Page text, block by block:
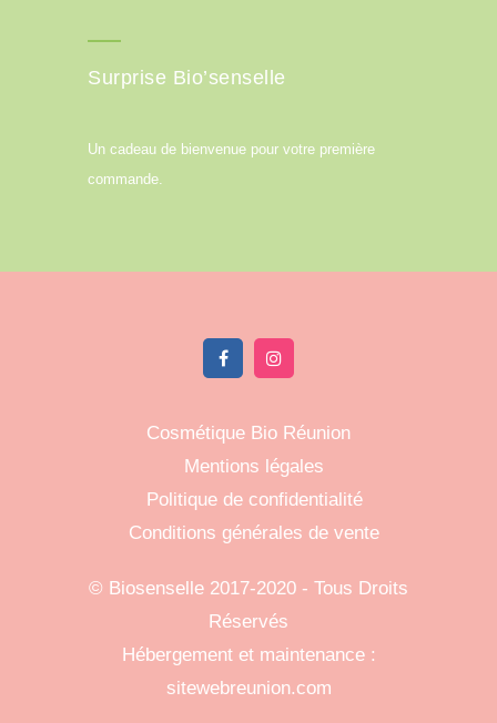
Surprise Bio’senselle
Un cadeau de bienvenue pour votre première
commande.
Cosmétique Bio Réunion
Mentions légales
Politique de confidentialité
Conditions générales de vente
© Biosenselle 2017-2020 - Tous Droits
Réservés
Hébergement et maintenance :
sitewebreunion.com